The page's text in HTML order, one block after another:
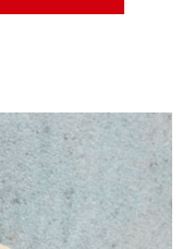
PARA PROFESIONALES
CUPONES